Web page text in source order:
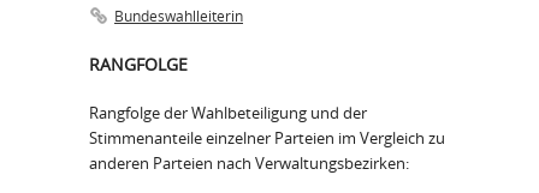
Bundeswahlleiterin
RANGFOLGE
Rangfolge der Wahlbeteiligung und der
Stimmenanteile einzelner Parteien im Vergleich zu
anderen Parteien nach Verwaltungsbezirken: